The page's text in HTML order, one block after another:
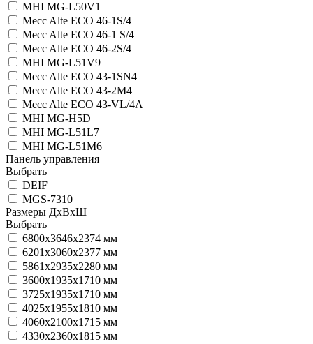
MHI MG-L50V1
Mecc Alte ECO 46-1S/4
Mecc Alte ECO 46-1 S/4
Mecc Alte ECO 46-2S/4
MHI MG-L51V9
Mecc Alte ECO 43-1SN4
Mecc Alte ECO 43-2M4
Mecc Alte ECO 43-VL/4A
MHI MG-H5D
MHI MG-L51L7
MHI MG-L51M6
Панель управления
Выбрать
DEIF
MGS-7310
Размеры ДхВхШ
Выбрать
6800х3646х2374 мм
6201х3060х2377 мм
5861х2935х2280 мм
3600х1935х1710 мм
3725х1935х1710 мм
4025х1955х1810 мм
4060х2100х1715 мм
4330х2360х1815 мм